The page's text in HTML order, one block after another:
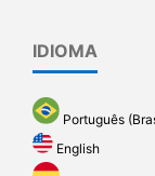
IDIOMA
Português
English